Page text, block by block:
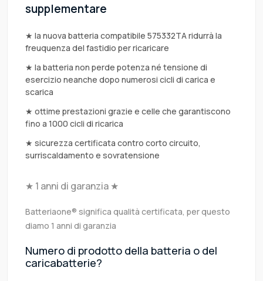
supplementare
★ la nuova batteria compatibile 575332TA ridurrà la
freuquenza del fastidio per ricaricare
★ la batteria non perde potenza né tensione di
esercizio neanche dopo numerosi cicli di carica e
scarica
★ ottime prestazioni grazie e celle che garantiscono
fino a 1000 cicli di ricarica
★ sicurezza certificata contro corto circuito,
surriscaldamento e sovratensione
★ 1 anni di garanzia ★
Batteriaone® significa qualità certificata, per questo
diamo 1 anni di garanzia
Numero di prodotto della batteria o del
caricabatterie?